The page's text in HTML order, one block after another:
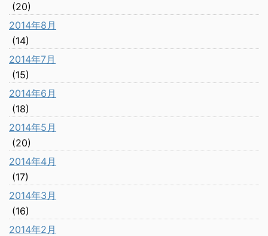
(20)
2014年8月
(14)
2014年7月
(15)
2014年6月
(18)
2014年5月
(20)
2014年4月
(17)
2014年3月
(16)
2014年2月